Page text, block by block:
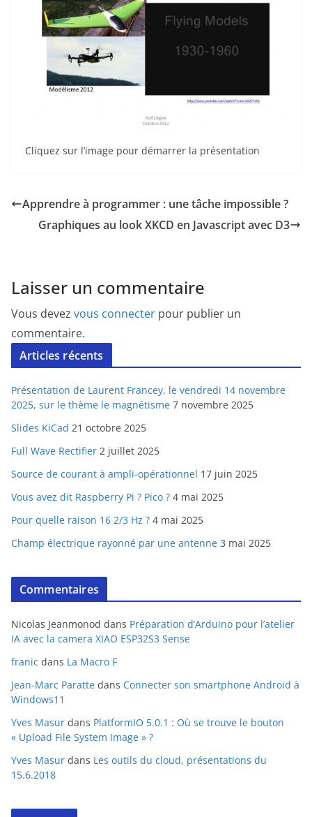
Cliquez sur l’image pour démarrer la présentation
Apprendre à programmer : une tâche impossible ?
Graphiques au look XKCD en Javascript avec D3
Laisser un commentaire
Vous devez vous connecter pour publier un
commentaire.
Articles récents
Présentation de Laurent Francey, le vendredi 14 novembre
2025, sur le thème le magnétisme 7 novembre 2025
Slides KiCad 21 octobre 2025
Full Wave Rectifier 2 juillet 2025
Source de courant à ampli-opérationnel 17 juin 2025
Vous avez dit Raspberry Pi ? Pico ? 4 mai 2025
Pour quelle raison 16 2/3 Hz ? 4 mai 2025
Champ électrique rayonné par une antenne 3 mai 2025
Commentaires
Nicolas Jeanmonod dans Préparation d’Arduino pour l’atelier
IA avec la camera XIAO ESP32S3 Sense
franic dans La Macro F
Jean-Marc Paratte dans Connecter son smartphone Android à
Windows11
Yves Masur dans PlatformIO 5.0.1 : Où se trouve le bouton
« Upload File System Image » ?
Yves Masur dans Les outils du cloud, présentations du
15.6.2018